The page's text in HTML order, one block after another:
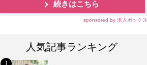
続きはこちら
sponsored by 求人ボックス
人気記事ランキング